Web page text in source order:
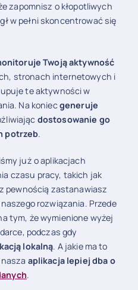
zapomnisz o kłopotliwych
w pełni skoncentrować się
Twoją aktywność
stronach internetowych i
te aktywności w
Na koniecgeneruje
dostosowanie go
potrzeb.
już o aplikacjach
czasu pracy, takich jak
pewnością zastanawiasz
rozwiązania. Przede
tym, że wymienione wyżej
podczas gdy
lokalną. A jakie ma to
aplikacja lepiej dba o
.